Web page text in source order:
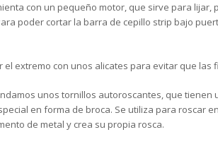
con un pequeño motor, que sirve para lijar,
poder cortar la barra de cepillo strip bajo
extremo con unos alicates para evitar que las
unos tornillos autoroscantes, que tienen
en forma de broca. Se utiliza para roscar
de metal y crea su propia rosca.